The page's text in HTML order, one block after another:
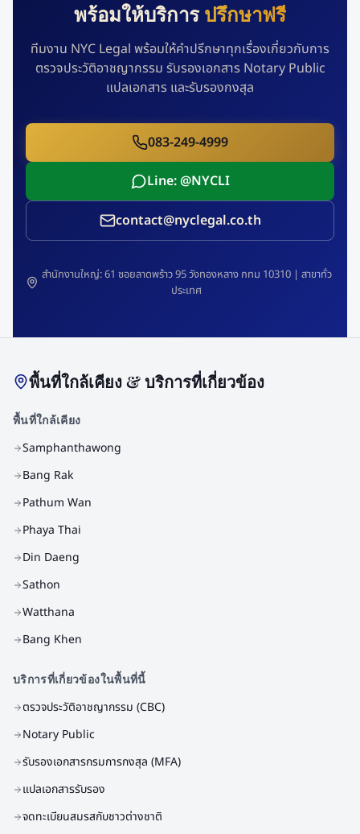
พร้อมให้บริการปรึกษาฟรี
ทีมงาน NYC Legal พร้อมให้คำปรึกษาทุกเรื่องเกี่ยวกับการ
ตรวจประวัติอาชญากรรม รับรองเอกสาร Notary Public
แปลเอกสาร และรับรองกงสุล
083-249-4999
Line: @NYCLI
contact@nyclegal.co.th
สำนักงานใหญ่: 61 ซอยลาดพร้าว 95 วังทองหลาง กทม 10310 | สาขาทั่ว
ประเทศ
พื้นที่ใกล้เคียง & บริการที่เกี่ยวข้อง
พื้นที่ใกล้เคียง
Samphanthawong
Bang Rak
Pathum Wan
Phaya Thai
Din Daeng
Sathon
Watthana
Bang Khen
บริการที่เกี่ยวข้องในพื้นที่นี้
ตรวจประวัติอาชญากรรม (CBC)
Notary Public
รับรองเอกสารกรมการกงสุล (MFA)
แปลเอกสารรับรอง
จดทะเบียนสมรสกับชาวต่างชาติ